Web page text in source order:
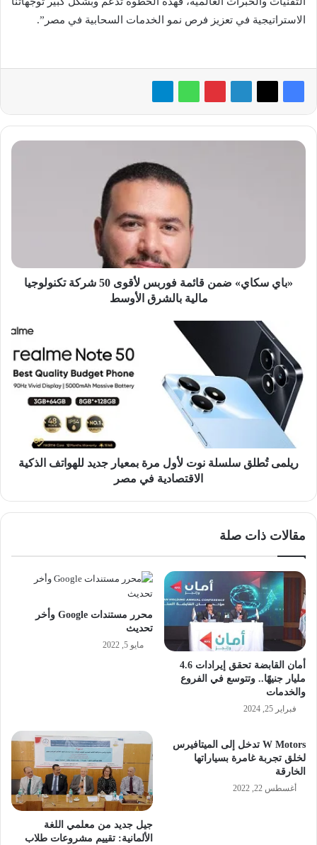
الاستراتيجية في تعزيز فرص نمو الخدمات السحابية في مصر”.
«باي
تكنولوجيا
مالية
«باي سكاي» ضمن قائمة فوربس لأقوى 50 شركة تكنولوجيا
مالية بالشرق الأوسط
سلسلة
نوت
لأول
مرة
بمعيار
للهواتف
الذكية
ريلمى تُطلق سلسلة نوت لأول مرة بمعيار جديد للهواتف الذكية
الاقتصادية في مصر
مقالات ذات صلة
أمان القابضة تحقق إيرادات 4.6
مليار جنيهًا.. وتتوسع في الفروع
والخدمات
فبراير 25, 2024
محرر مستندات Google وأخر
تحديث
مايو 5, 2022
W Motors تدخل إلى الميتافيرس
لخلق تجربة غامرة بسياراتها
الخارقة
أغسطس 22, 2022
جيل جديد من معلمي اللغة
الألمانية: تقييم مشروعات طلاب